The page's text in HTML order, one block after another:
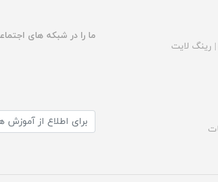
| رینگ لایت
ما را در شبکه های